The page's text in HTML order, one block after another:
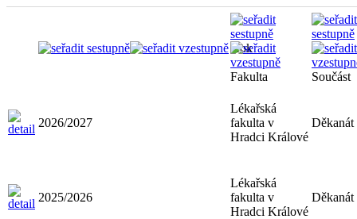
Rok
Fakulta Součást
2026/2027
Lékařská
fakulta v
Hradci Králové
Děkanát
2025/2026
Lékařská
fakulta v
Hradci Králové
Děkanát